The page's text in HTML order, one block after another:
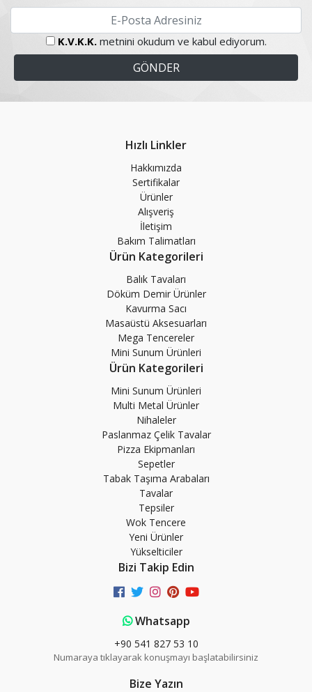
K.V.K.K.metnini okudum ve kabul ediyorum.
Hızlı Linkler
Hakkımızda
Sertifikalar
Ürünler
Alışveriş
İletişim
Bakım Talimatları
Ürün Kategorileri
Balık Tavaları
Döküm Demir Ürünler
Kavurma Sacı
Masaüstü Aksesuarları
Mega Tencereler
Mini Sunum Ürünleri
Ürün Kategorileri
Mini Sunum Ürünleri
Multi Metal Ürünler
Nihaleler
Paslanmaz Çelik Tavalar
Pizza Ekipmanları
Sepetler
Tabak Taşıma Arabaları
Tavalar
Tepsiler
Wok Tencere
Yeni Ürünler
Yükselticiler
Bizi Takip Edin
Whatsapp
+90 541 827 53 10
Numaraya tıklayarak konuşmayı başlatabilirsiniz
Bize Yazın